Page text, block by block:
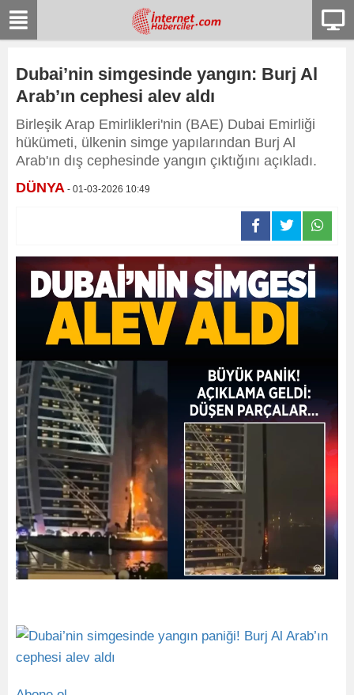
Dubai’nin simgesinde yangın: Burj Al
Arab’ın cephesi alev aldı
Birleşik Arap Emirlikleri'nin (BAE) Dubai Emirliği
hükümeti, ülkenin simge yapılarından Burj Al
Arab'ın dış cephesinde yangın çıktığını açıkladı.
DÜNYA - 01-03-2026 10:49